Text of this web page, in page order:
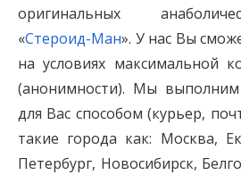
оригинальных
«Стероид-Ман». У нас Вы
на условиях максимальной
(анонимности). Мы
для Вас способом (курьер,
такие города как: Москва,
Петербург, Новосибирск,